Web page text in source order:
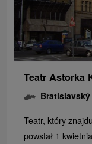
Teatr Astorka
Bratislavský
Teatr, który
powstał 1